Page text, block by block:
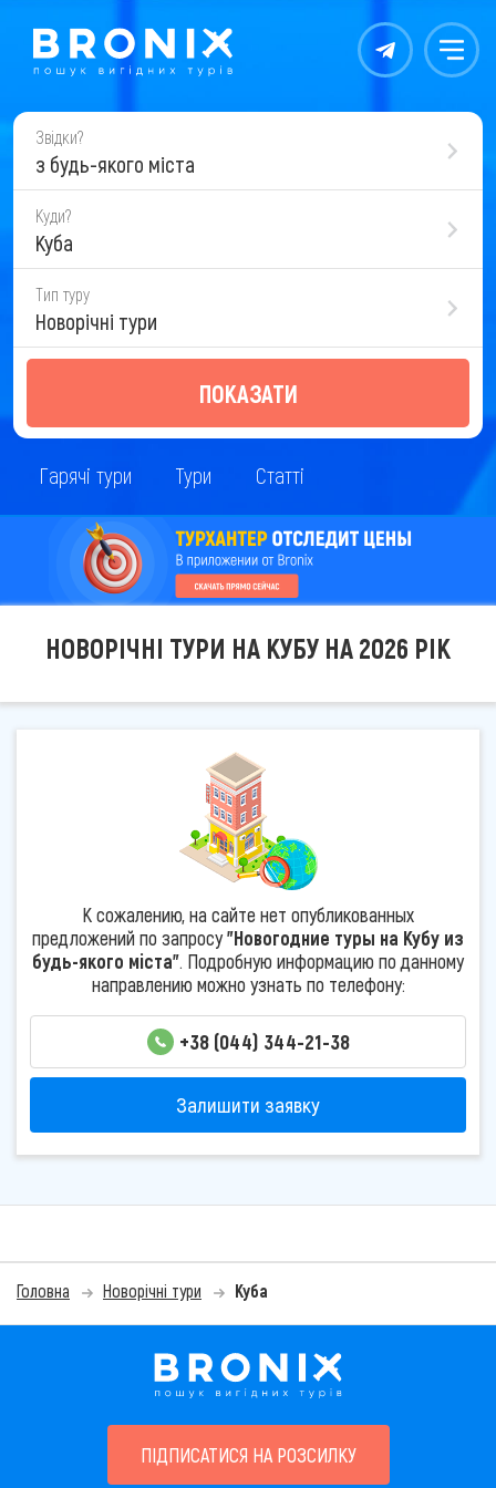
Контакты Меню
Звідки?
з будь-якого міста
Куди?
Куба
Тип туру
Новорічні тури
ПОКАЗАТИ
Гарячі тури Тури Статті
НОВОРІЧНІ ТУРИ НА КУБУ НА 2026 РІК
К сожалению, на сайте нет опубликованных
предложений по запросу"Новогодние туры на Кубу из
будь-якого міста". Подробную информацию по данному
направлению можно узнать по телефону:
+38 (044) 344-21-38
Залишити заявку
Головна Новорічні тури Куба
ПІДПИСАТИСЯ НА РОЗСИЛКУ